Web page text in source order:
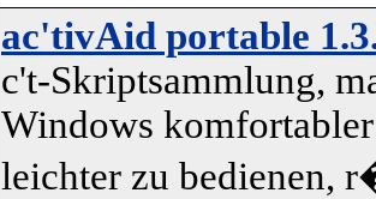
ac'tivAid portable
c't-Skriptsammlung,
Windows
leichter zu bedienen,